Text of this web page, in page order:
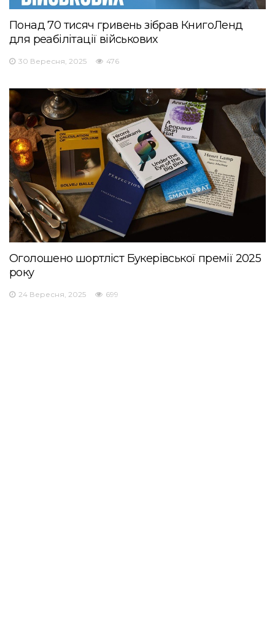
Понад 70 тисяч гривень зібрав КнигоЛенд
для реабілітації військових
30 Вересня, 2025 476
Оголошено шортліст Букерівської премії 2025
року
24 Вересня, 2025 699